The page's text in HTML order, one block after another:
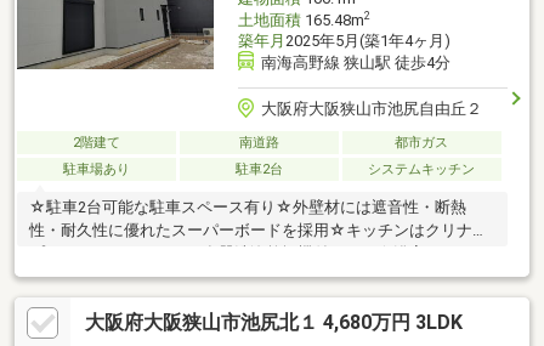
土地面積165.48m2
築年月 2025年5月(築1年4ヶ月)
南海高野線 狭山駅 徒歩4分
大阪府大阪狭山市池尻自由丘２
2階建て 南道路
都市ガス
駐車場あり
駐車2台 システムキッチン
☆駐車2台可能な駐車スペース有り☆外壁材には遮音性・断熱
性・耐久性に優れたスーパーボードを採用☆キッチンはクリナッ
サザナほっカラリ床が特徴です 浴室暖房乾燥機付きです☆建物
は耐震等級３（最高ランク）を取得可能な構造で建築しています
☆地震の際に揺れを抑える制震ダンパーミライエが４基標準仕様
大阪府大阪狭山市池尻北１ 4,680万円 3LDK